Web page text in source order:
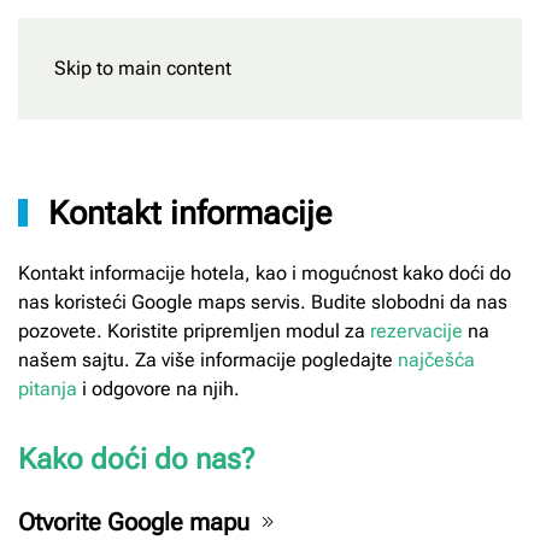
Skip to main content
Kontakt informacije
Kontakt informacije hotela, kao i mogućnost kako doći do
nas koristeći Google maps servis. Budite slobodni da nas
pozovete. Koristite pripremljen modul za rezervacije na
našem sajtu. Za više informacije pogledajte najčešća
pitanja i odgovore na njih.
Kako doći do nas?
Otvorite Google mapu